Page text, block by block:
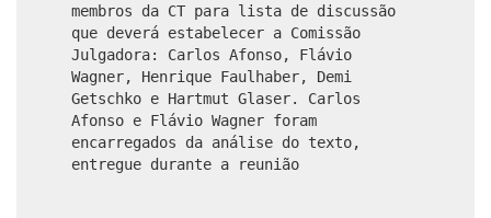
membros da CT para lista de discussão
que deverá estabelecer a Comissão
Julgadora: Carlos Afonso, Flávio
Wagner, Henrique Faulhaber, Demi
Getschko e Hartmut Glaser. Carlos
Afonso e Flávio Wagner foram
encarregados da análise do texto,
entregue durante a reunião